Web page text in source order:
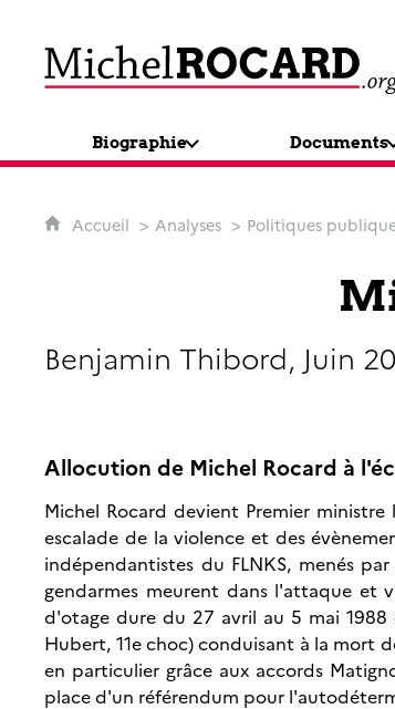
MichelRocard.org
Biographie Documents
Accueil Analyses Politiques
Benjamin Thibord, Juin
Allocution de Michel Rocard à
Michel Rocard devient Premier
escalade de la violence et des
indépendantistes du FLNKS, menés
gendarmes meurent dans l'attaque et
d'otage dure du 27 avril au 5 mai 1988
Hubert, 11e choc) conduisant à la mort
en particulier grâce aux accords
place d'un référendum pour